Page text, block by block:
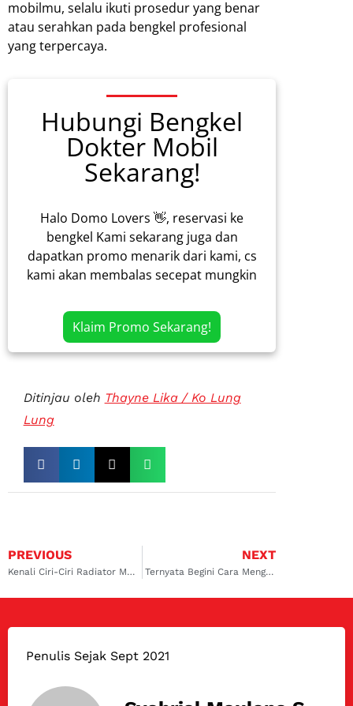
mobilmu, selalu ikuti prosedur yang benar
atau serahkan pada bengkel profesional
yang terpercaya.
Hubungi Bengkel
Dokter Mobil
Sekarang!
Halo Domo Lovers 👋, reservasi ke
bengkel Kami sekarang juga dan
dapatkan promo menarik dari kami, cs
kami akan membalas secepat mungkin
Klaim Promo Sekarang!
Ditinjau oleh Thayne Lika / Ko Lung
Lung
PREVIOUS
Kenali Ciri-Ciri Radiator Mobil Bocor dan Cara Mengatasinya
NEXT
Ternyata Begini Cara Menguras Air Radiator dengan Benar
Penulis Sejak Sept 2021